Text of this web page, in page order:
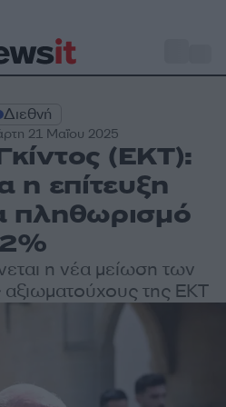
Διεθνή
21 Μαΐου 2025
(ΕΚΤ):
η επίτευξη
πληθωρισμό
2%
η νέα μείωση των
αξιωματούχους της ΕΚΤ